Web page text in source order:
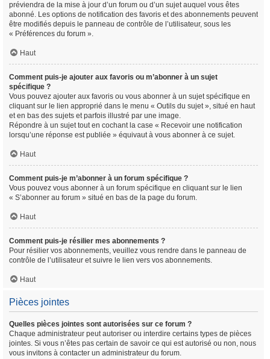
préviendra de la mise à jour d’un forum ou d’un sujet auquel vous êtes
abonné. Les options de notification des favoris et des abonnements peuvent
être modifiés depuis le panneau de contrôle de l’utilisateur, sous les
« Préférences du forum ».
Haut
Comment puis-je ajouter aux favoris ou m’abonner à un sujet
spécifique ?
Vous pouvez ajouter aux favoris ou vous abonner à un sujet spécifique en
cliquant sur le lien approprié dans le menu « Outils du sujet », situé en haut
et en bas des sujets et parfois illustré par une image.
Répondre à un sujet tout en cochant la case « Recevoir une notification
lorsqu’une réponse est publiée » équivaut à vous abonner à ce sujet.
Haut
Comment puis-je m’abonner à un forum spécifique ?
Vous pouvez vous abonner à un forum spécifique en cliquant sur le lien
« S’abonner au forum » situé en bas de la page du forum.
Haut
Comment puis-je résilier mes abonnements ?
Pour résilier vos abonnements, veuillez vous rendre dans le panneau de
contrôle de l’utilisateur et suivre le lien vers vos abonnements.
Haut
Pièces jointes
Quelles pièces jointes sont autorisées sur ce forum ?
Chaque administrateur peut autoriser ou interdire certains types de pièces
jointes. Si vous n’êtes pas certain de savoir ce qui est autorisé ou non, nous
vous invitons à contacter un administrateur du forum.